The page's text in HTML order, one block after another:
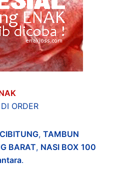
ORDER
CIBITUNG, TAMBUN
BARAT, NASI BOX 100
.